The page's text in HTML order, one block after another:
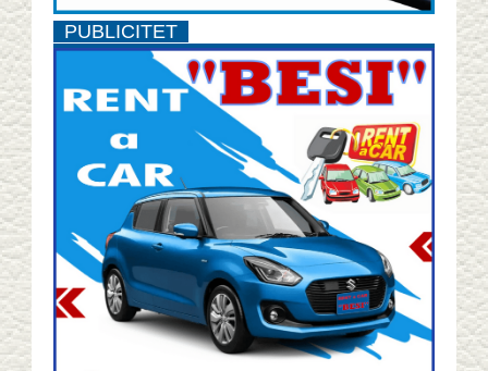
PUBLICITET